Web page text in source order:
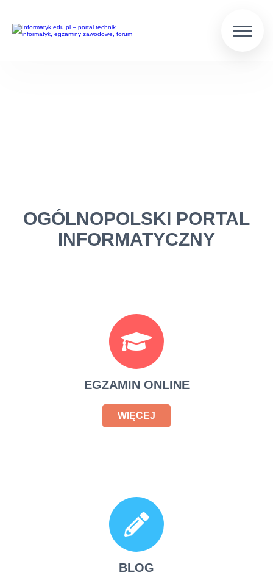
OGÓLNOPOLSKI PORTAL
INFORMATYCZNY
EGZAMIN ONLINE
WIĘCEJ
BLOG